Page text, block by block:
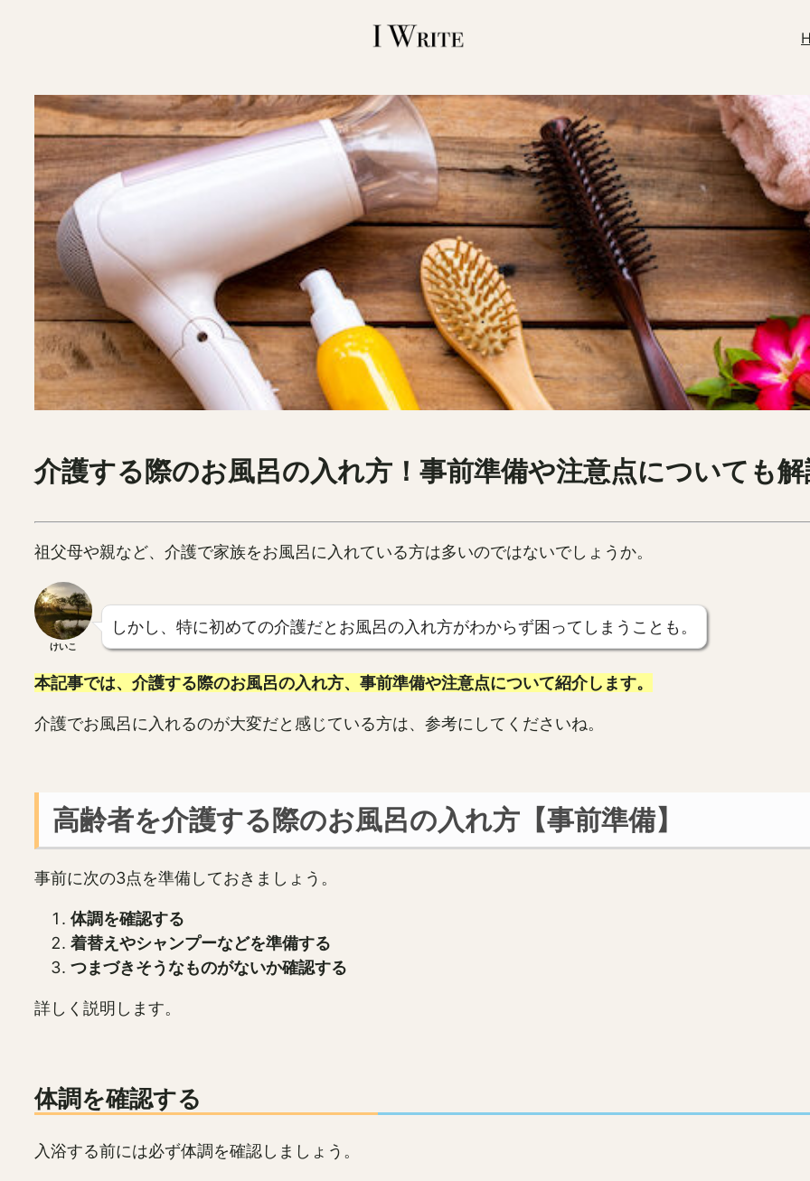
介護する際のお風呂の入れ方！事前準備や注意点についても
祖父母や親など、介護で家族をお風呂に入れている方は多いのではないでしょうか。
けいこ
しかし、特に初めての介護だとお風呂の入れ方がわからず困ってしまうことも。
本記事では、介護する際のお風呂の入れ方、事前準備や注意点について紹介します。
介護でお風呂に入れるのが大変だと感じている方は、参考にしてくださいね。
高齢者を介護する際のお風呂の入れ方【事前準備】
事前に次の3点を準備しておきましょう。
体調を確認する
着替えやシャンプーなどを準備する
つまづきそうなものがないか確認する
詳しく説明します。
体調を確認する
入浴する前には必ず体調を確認しましょう。